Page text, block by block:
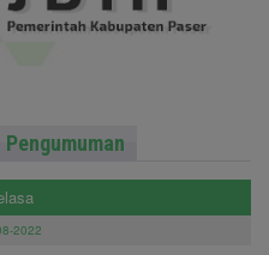
Pengumuman
2022